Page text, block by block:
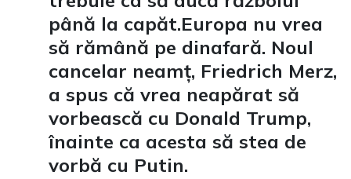
până la capăt.Europa nu vrea
să rămână pe dinafară. Noul
cancelar neamț, Friedrich Merz,
a spus că vrea neapărat să
vorbească cu Donald Trump,
înainte ca acesta să stea de
vorbă cu Putin.